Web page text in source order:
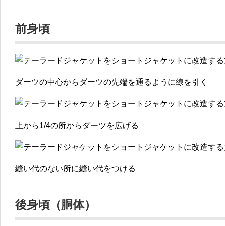
前身頃
ダーツの中心からダーツの先端を通るように線を引く
上から1/4の所からダーツを広げる
縫い代のない所に縫い代をつける
後身頃（胴体）